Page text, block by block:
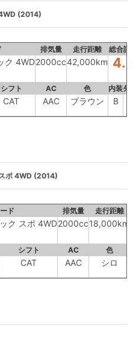
(2014)
排気量 走行距離 総合評
ク 4WD2000cc42,000km
シフト AC 色 内装外
CAT AAC ブラウン B
ポ 4WD (2014)
ド 排気量 走行距離
ク スポ 4WD2000cc18,000km
シフト AC 色
CAT AAC シロ